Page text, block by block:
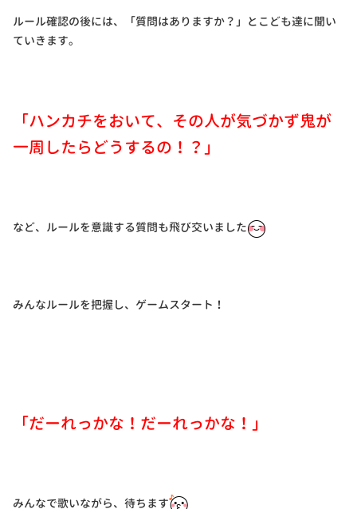
ルール確認の後には、「質問はありますか？」とこども達に聞い
ていきます。
「ハンカチをおいて、その人が気づかず鬼が
一周したらどうするの！？」
など、ルールを意識する質問も飛び交いました
みんなルールを把握し、ゲームスタート！
「だーれっかな！だーれっかな！」
みんなで歌いながら、待ちます